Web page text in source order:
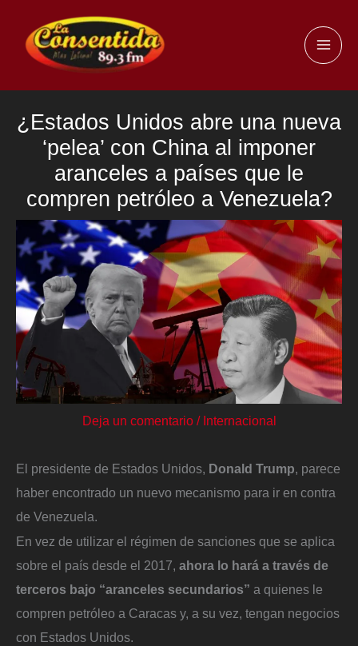
contenido
¿Estados Unidos abre una nueva
‘pelea’ con China al imponer
aranceles a países que le
compren petróleo a Venezuela?
Deja un comentario / Internacional
El presidente de Estados Unidos, Donald Trump, parece
haber encontrado un nuevo mecanismo para ir en contra
de Venezuela.
En vez de utilizar el régimen de sanciones que se aplica
sobre el país desde el 2017, ahora lo hará a través de
terceros bajo “aranceles secundarios” a quienes le
compren petróleo a Caracas y, a su vez, tengan negocios
con Estados Unidos.